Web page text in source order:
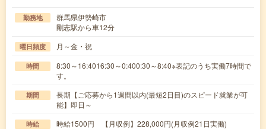
勤務地
群馬県伊勢崎市
剛志駅から車12分
曜日頻度 月～金・祝
時間
8:30～16:4016:30～0:400:30～8:40※表記のうち実働7時間で
す。
期間
長期【ご応募から1週間以内(最短2日目)のスピード就業が可
能】即日～
時給 時給1500円 【月収例】228,000円(月収例21日実働)